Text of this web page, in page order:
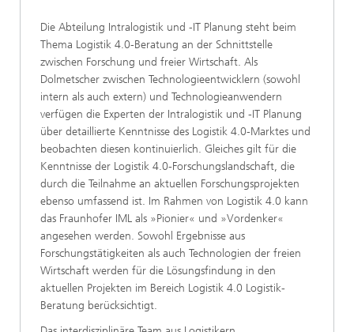
Die Abteilung Intralogistik und -IT Planung steht beim
Thema Logistik 4.0-Beratung an der Schnittstelle
zwischen Forschung und freier Wirtschaft. Als
Dolmetscher zwischen Technologieentwicklern (sowohl
intern als auch extern) und Technologieanwendern
verfügen die Experten der Intralogistik und -IT Planung
über detaillierte Kenntnisse des Logistik 4.0-Marktes und
beobachten diesen kontinuierlich. Gleiches gilt für die
Kenntnisse der Logistik 4.0-Forschungslandschaft, die
durch die Teilnahme an aktuellen Forschungsprojekten
ebenso umfassend ist. Im Rahmen von Logistik 4.0 kann
das Fraunhofer IML als »Pionier« und »Vordenker«
angesehen werden. Sowohl Ergebnisse aus
Forschungstätigkeiten als auch Technologien der freien
Wirtschaft werden für die Lösungsfindung in den
aktuellen Projekten im Bereich Logistik 4.0 Logistik-
Beratung berücksichtigt.